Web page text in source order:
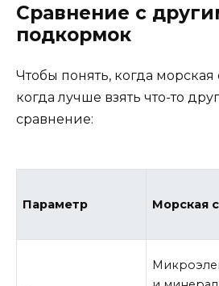
Сравнение с
подкормок
Чтобы понять, когда морская
когда лучше взять что-то
сравнение:
Параметр Морская